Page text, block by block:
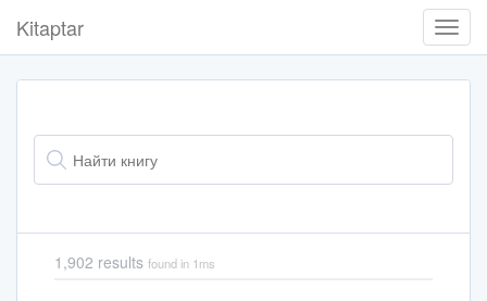
Kitaptar
1,902 resultsfound in 1ms